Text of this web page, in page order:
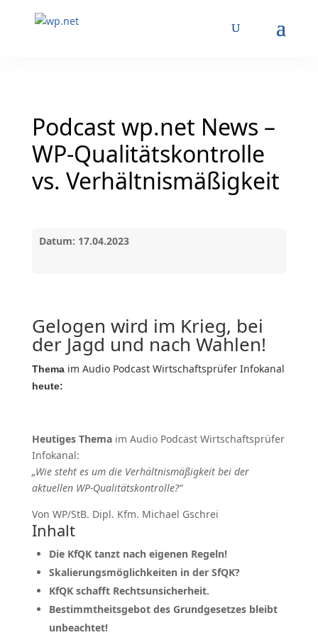
Podcast wp.net News –
WP-Qualitätskontrolle
vs. Verhältnismäßigkeit
Datum: 17.04.2023
Gelogen wird im Krieg, bei
der Jagd und nach Wahlen!
Themaim Audio Podcast Wirtschaftsprüfer Infokanal
heute:
Heutiges Themaim Audio Podcast Wirtschaftsprüfer
Infokanal:
„Wie steht es um die Verhältnismäßigkeit bei der
aktuellen WP-Qualitätskontrolle?“
Von WP/StB. Dipl. Kfm. Michael Gschrei
Inhalt
Die KfQK tanzt nach eigenen Regeln!
Skalierungsmöglichkeiten in der SfQK?
KfQK schafft Rechtsunsicherheit.
Bestimmtheitsgebot des Grundgesetzes bleibt
unbeachtet!